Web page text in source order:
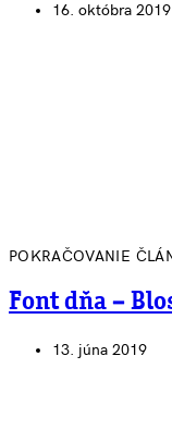
16. októbra 2019
POKRAČOVANIE
Font dňa –
13. júna 2019